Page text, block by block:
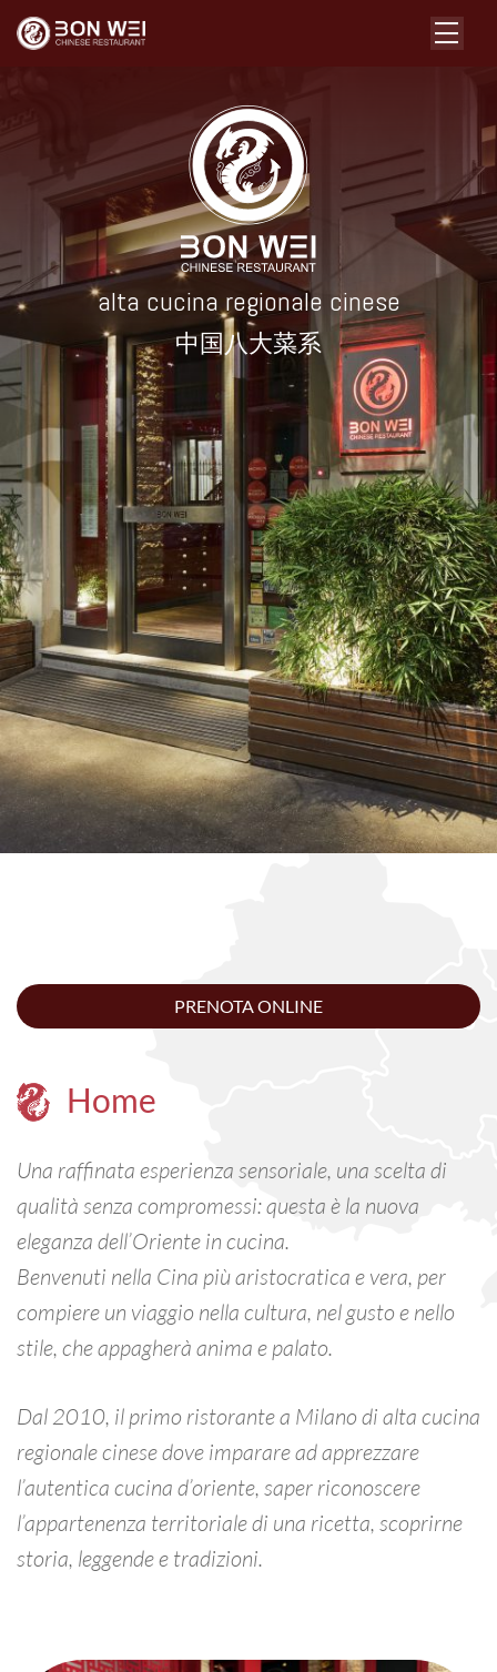
alta cucina regionale cinese
中国八大菜系
PRENOTA ONLINE
Home
Una raffinata esperienza sensoriale, una scelta di
qualità senza compromessi: questa è la nuova
eleganza dell’Oriente in cucina.
Benvenuti nella Cina più aristocratica e vera, per
compiere un viaggio nella cultura, nel gusto e nello
stile, che appagherà anima e palato.
Dal 2010, il primo ristorante a Milano di alta cucina
regionale cinese dove imparare ad apprezzare
l’autentica cucina d’oriente, saper riconoscere
l’appartenenza territoriale di una ricetta, scoprirne
storia, leggende e tradizioni.